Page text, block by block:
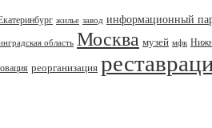
жилье завод информационный
область Москва музей мфк
реорганизация